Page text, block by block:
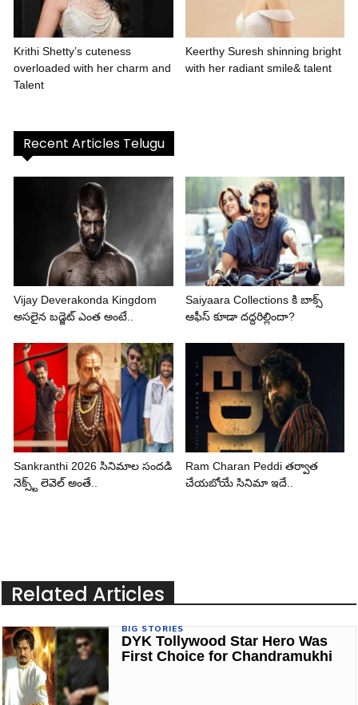
Krithi Shetty’s cuteness
overloaded with her charm and
Talent
Keerthy Suresh shinning bright
with her radiant smile& talent
Recent Articles Telugu
Vijay Deverakonda Kingdom
అసలైన బడ్జెట్ ఎంత అంటే..
Saiyaara Collections కి బాక్స్
ఆఫీస్ కూడా దద్దరిల్లిందా?
Sankranthi 2026 సినిమాల సందడి
నెక్స్ట్ లెవెల్ అంతే..
Ram Charan Peddi తర్వాత
చేయబోయే సినిమా ఇదే..
Related Articles
BIG STORIES
DYK Tollywood Star Hero Was
First Choice for Chandramukhi